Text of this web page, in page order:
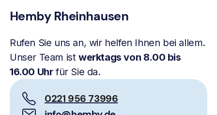
Hemby Rheinhausen
Rufen Sie uns an, wir helfen Ihnen bei allem.
Unser Team ist werktags von 8.00 bis
16.00 Uhrfür Sie da.
0221 956 73996